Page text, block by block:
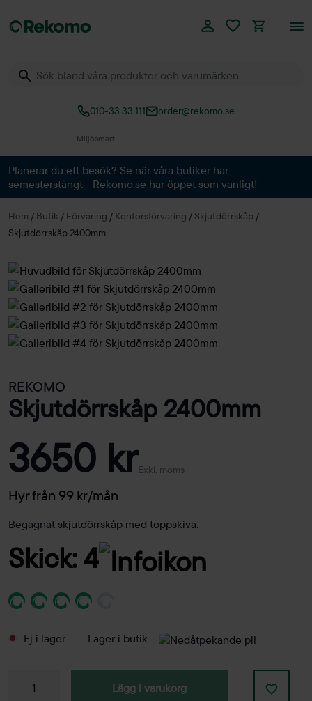
010-33 33 111 order@rekomo.se
Över 60.000 produkter
Planerar du ett besök? Se när våra butiker har
semesterstängt - Rekomo.se har öppet som vanligt!
Hem / Butik / Förvaring / Kontorsförvaring / Skjutdörrskåp /
Skjutdörrskåp 2400mm
REKOMO
Skjutdörrskåp 2400mm
3650 krExkl. moms
Hyr från 99 kr/mån
Begagnat skjutdörrskåp med toppskiva.
Skick: 4
Ej i lager Lager i butik
Skjutdörrskåp
Lägg i varukorg